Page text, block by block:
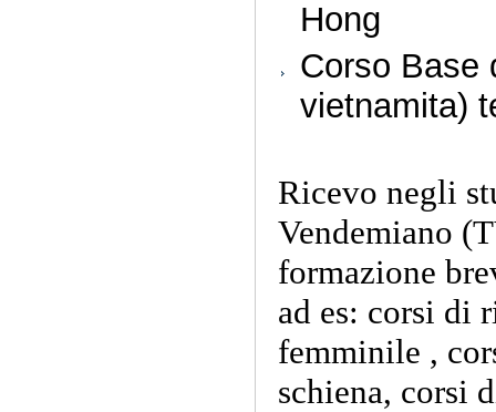
Hong
Corso Base
vietnamita)
Ricevo negli
Vendemiano
formazione
ad es: corsi di
femminile ,
schiena, corsi